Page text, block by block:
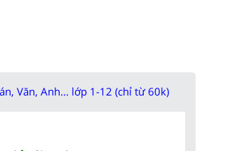
Văn, Anh... lớp 1-12 (chỉ từ 60k)